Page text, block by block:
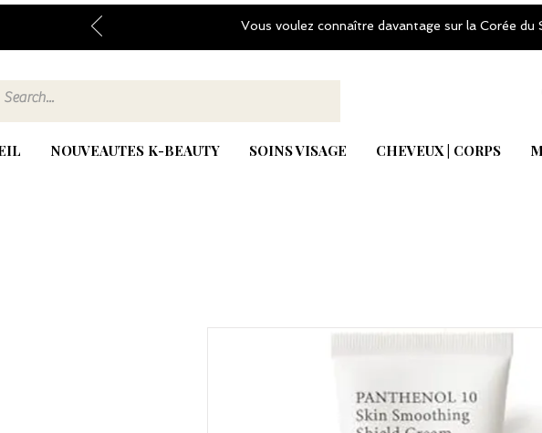
Vous voulez connaître davantage sur la Corée du
NOUVEAUTES K-BEAUTY SOINS VISAGE CHEVEUX | CORPS